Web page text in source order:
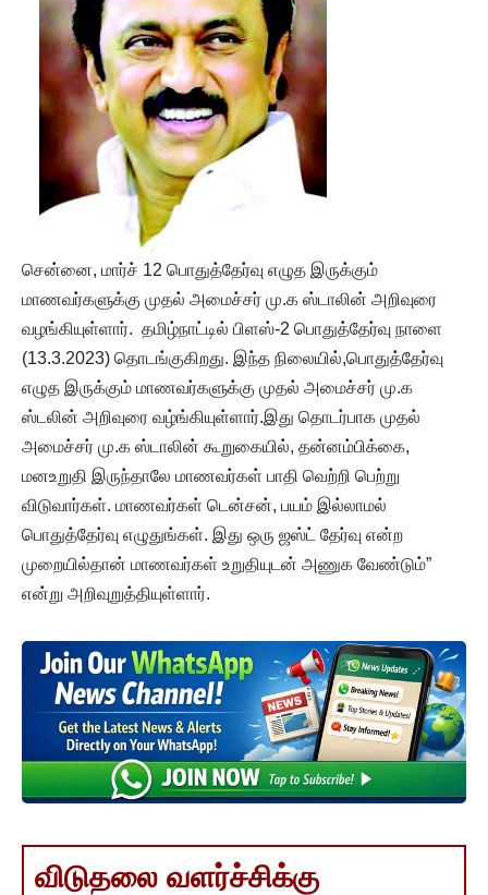
சென்னை, மார்ச் 12 பொதுத்தேர்வு எழுத இருக்கும்
மாணவர்களுக்கு முதல் அமைச்சர் மு.க ஸ்டாலின் அறிவுரை
வழங்கியுள்ளார். தமிழ்நாட்டில் பிளஸ்-2 பொதுத்தேர்வு நாளை
(13.3.2023) தொடங்குகிறது. இந்த நிலையில்,பொதுத்தேர்வு
எழுத இருக்கும் மாணவர்களுக்கு முதல் அமைச்சர் மு.க
ஸ்டலின் அறிவுரை வழ்ங்கியுள்ளார்.இது தொடர்பாக முதல்
அமைச்சர் மு.க ஸ்டாலின் கூறுகையில், தன்னம்பிக்கை,
மனஉறுதி இருந்தாலே மாணவர்கள் பாதி வெற்றி பெற்று
விடுவார்கள். மாணவர்கள் டென்சன், பயம் இல்லாமல்
பொதுத்தேர்வு எழுதுங்கள். இது ஒரு ஜஸ்ட் தேர்வு என்ற
முறையில்தான் மாணவர்கள் உறுதியுடன் அணுக வேண்டும்”
என்று அறிவுறுத்தியுள்ளார்.
விடுதலை வளர்ச்சிக்கு